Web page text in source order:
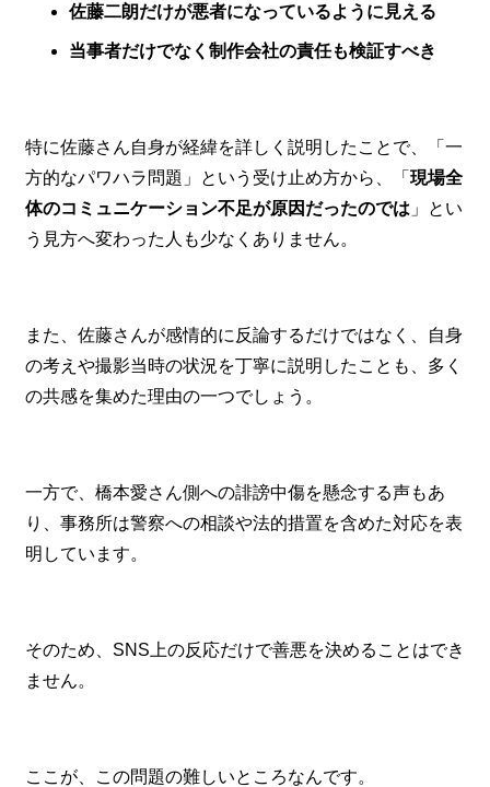
佐藤二朗だけが悪者になっているように見える
当事者だけでなく制作会社の責任も検証すべき
特に佐藤さん自身が経緯を詳しく説明したことで、「一
方的なパワハラ問題」という受け止め方から、「 現場全
体のコミュニケーション不足が原因だったのでは 」とい
う見方へ変わった人も少なくありません。
また、佐藤さんが感情的に反論するだけではなく、自身
の考えや撮影当時の状況を丁寧に説明したことも、多く
の共感を集めた理由の一つでしょう。
一方で、橋本愛さん側への誹謗中傷を懸念する声もあ
り、事務所は警察への相談や法的措置を含めた対応を表
明しています。
そのため、SNS上の反応だけで善悪を決めることはでき
ません。
ここが、この問題の難しいところなんです。